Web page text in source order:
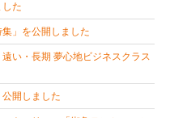
た
」を公開しました
い・長期 夢心地ビジネスクラス
公開しました